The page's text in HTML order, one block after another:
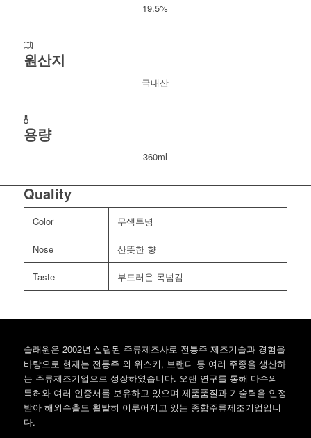
19.5%
원산지
국내산
용량
360ml
Quality
Color 무색투명
Nose 산뜻한 향
Taste 부드러운 목넘김
솔래원은 2002년 설립된 주류제조사로 전통주 제조기술과 경험을
바탕으로 현재는 전통주 외 위스키, 브랜디 등 여러 주종을 생산하
는 주류제조기업으로 성장하였습니다. 오랜 연구를 통해 다수의
특허와 여러 인증서를 보유하고 있으며 제품품질과 기술력을 인정
받아 해외수출도 활발히 이루어지고 있는 종합주류제조기업입니
다.